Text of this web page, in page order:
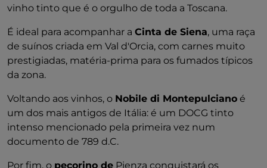
vinho tinto que é o orgulho de toda a Toscana.
É ideal para acompanhar a Cinta de Siena, uma raça
de suínos criada em Val d'Orcia, com carnes muito
prestigiadas, matéria-prima para os fumados típicos
da zona.
Voltando aos vinhos, o Nobile di Montepulciano é
um dos mais antigos de Itália: é um DOCG tinto
intenso mencionado pela primeira vez num
documento de 789 d.C.
Por fim, o pecorino de Pienza conquistará os